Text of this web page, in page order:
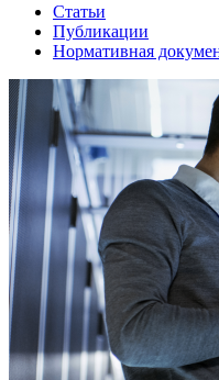
Статьи
Публикации
Нормативная